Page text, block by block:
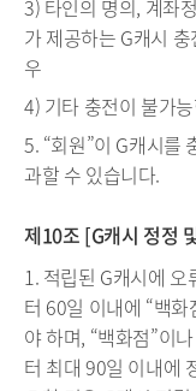
3) 타인의 명의, 계좌
가 제공하는 G캐시
우
4) 기타 충전이 불가
5. “회원”이 G캐시를
과할 수 있습니다.
제10조 [G캐시 정정
1. 적립된 G캐시에
터 60일 이내에 “백
야 하며, “백화점”이
터 최대 90일 이내에